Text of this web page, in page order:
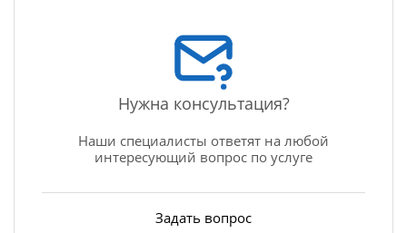
Нужна консультация?
Наши специалисты ответят на любой
интересующий вопрос по услуге
Задать вопрос